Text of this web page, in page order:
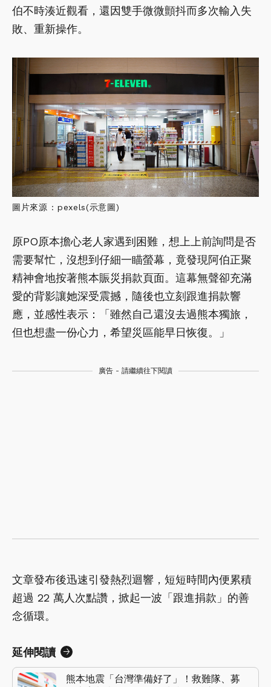
伯不時湊近觀看，還因雙手微微顫抖而多次輸入失
敗、重新操作。
圖片來源 : pexels(示意圖)
原PO原本擔心老人家遇到困難，想上上前詢問是否
需要幫忙，沒想到仔細一瞄螢幕，竟發現阿伯正聚
精神會地按著熊本賑災捐款頁面。這幕無聲卻充滿
愛的背影讓她深受震撼，隨後也立刻跟進捐款響
應，並感性表示：「雖然自己還沒去過熊本獨旅，
但也想盡一份心力，希望災區能早日恢復。」
廣告 - 請繼續往下閱讀
文章發布後迅速引發熱烈迴響，短短時間內便累積
超過 22 萬人次點讚，掀起一波「跟進捐款」的善
念循環。
延伸閱讀
熊本地震「台灣準備好了」！救難隊、募